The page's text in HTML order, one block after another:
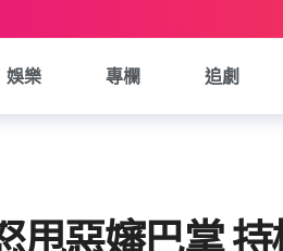
娛樂 專欄 追劇
甩惡嬸巴掌